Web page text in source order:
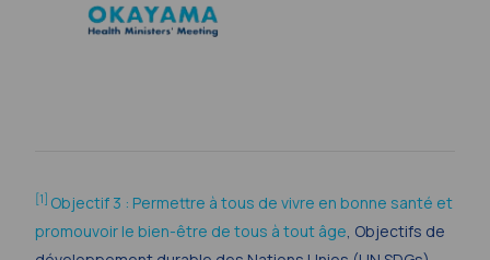
[1] Objectif 3 : Permettre à tous de vivre en bonne santé et
promouvoir le bien-être de tous à tout âge, Objectifs de